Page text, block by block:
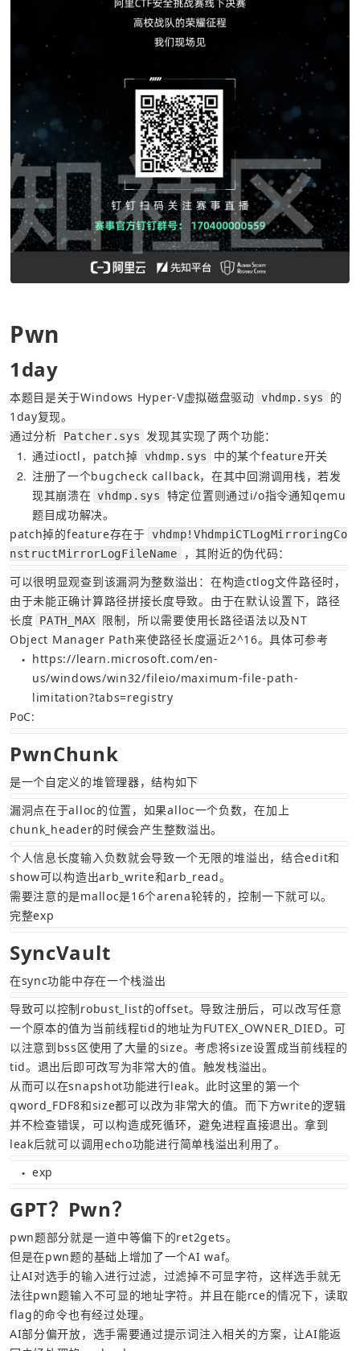
Pwn
1day
本题目是关于Windows Hyper-V虚拟磁盘驱动 vhdmp.sys
的
1day复现。
通过分析
Patcher.sys 发现其实现了两个功能：
1 通过ioctl，patch掉 vhdmp.sys 中的某个feature开关
2
注册了一个bugcheck callback，在其中回溯调用栈，若发
现其崩溃在 vhdmp.sys
特定位置则通过i/o指令通知qemu
题目成功解决。
patch掉的feature存在于 vhdmp!VhdmpiCTLogMirroringCo
nstructMirrorLogFileName
，其附近的伪代码：
可以很明显观查到该漏洞为整数溢出：在构造ctlog文件路径时，
由于未能正确计算路径拼接长度导致。由于在默认设置下，路径
长度 PATH_MAX
限制，所以需要使用长路径语法以及NT
Object Manager Path来使路径长度逼近2^16。具体可参考
●
https://learn.microsoft.com/en-
us/windows/win32/fileio/maximum-file-path-
limitation?tabs=registry
PoC:
PwnChunk
是一个自定义的堆管理器，结构如下
漏洞点在于alloc的位置，如果alloc一个负数，在加上
chunk_header的时候会产生整数溢出。
个人信息长度输入负数就会导致一个无限的堆溢出，结合edit和
需要注意的是malloc是16个arena轮转的，控制一下就可以。
完整exp
SyncVault
在sync功能中存在一个栈溢出
导致可以控制robust_list的offset。导致注册后，可以改写任意
一个原本的值为当前线程tid的地址为FUTEX_OWNER_DIED。可
以注意到bss区使用了大量的size。考虑将size设置成当前线程的
tid。退出后即可改写为非常大的值。触发栈溢出。
从而可以在snapshot功能进行leak。此时这里的第一个
qword_FDF8和size都可以改为非常大的值。而下方write的逻辑
并不检查错误，可以构造成死循环，避免进程直接退出。拿到
leak后就可以调用echo功能进行简单栈溢出利用了。
● exp
GPT？Pwn？
让AI对选手的输入进行过滤，过滤掉不可显字符，这样选手就无
法往pwn题输入不可显的地址字符。并且在能rce的情况下，读取
AI部分偏开放，选手需要通过提示词注入相关的方案，让AI能返